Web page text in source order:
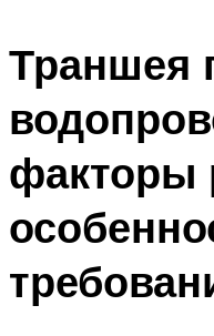
Траншея
факторы